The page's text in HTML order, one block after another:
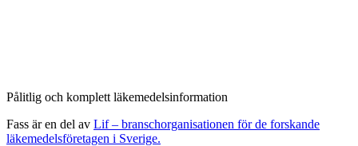
Pålitlig och komplett läkemedelsinformation
Fass är en del av Lif – branschorganisationen för de forskande
läkemedelsföretagen i Sverige.